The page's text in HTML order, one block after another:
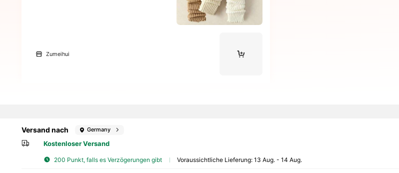
Zumeihui
Versand nach Germany
Kostenloser Versand
200 Punkt, falls es Verzögerungen gibt Voraussichtliche Lieferung:13 Aug. - 14 Aug.